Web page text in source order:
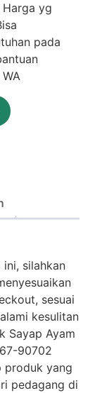
Harga yg
pada
silahkan
sesuai
kesulitan
Sayap Ayam
90702
produk yang
pedagang di